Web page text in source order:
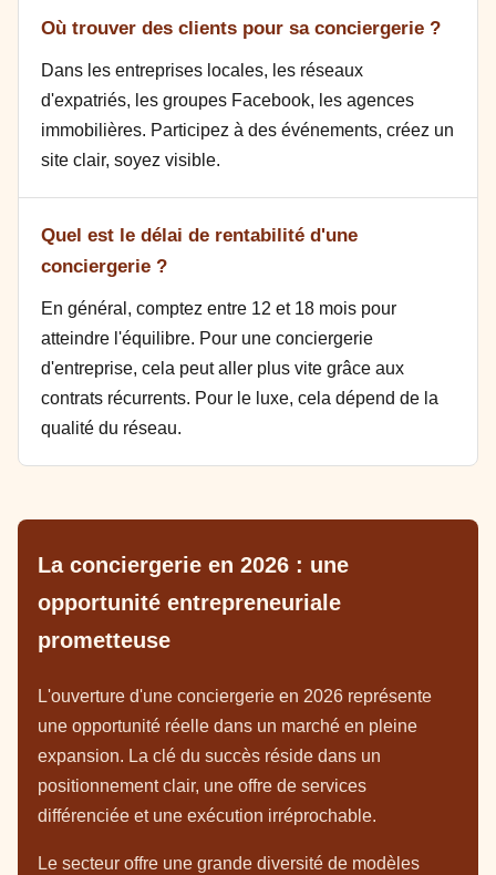
Où trouver des clients pour sa conciergerie ?
Dans les entreprises locales, les réseaux
d'expatriés, les groupes Facebook, les agences
immobilières. Participez à des événements, créez un
site clair, soyez visible.
Quel est le délai de rentabilité d'une
conciergerie ?
En général, comptez entre 12 et 18 mois pour
atteindre l'équilibre. Pour une conciergerie
d'entreprise, cela peut aller plus vite grâce aux
contrats récurrents. Pour le luxe, cela dépend de la
qualité du réseau.
La conciergerie en 2026 : une
opportunité entrepreneuriale
prometteuse
L'ouverture d'une conciergerie en 2026 représente
une opportunité réelle dans un marché en pleine
expansion. La clé du succès réside dans un
positionnement clair, une offre de services
différenciée et une exécution irréprochable.
Le secteur offre une grande diversité de modèles